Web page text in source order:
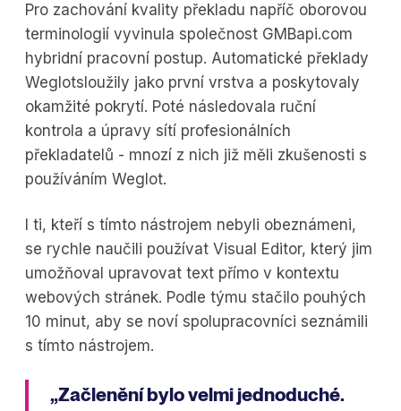
Pro zachování kvality překladu napříč oborovou
terminologií vyvinula společnost GMBapi.com
hybridní pracovní postup. Automatické překlady
Weglotsloužily jako první vrstva a poskytovaly
okamžité pokrytí. Poté následovala ruční
kontrola a úpravy sítí profesionálních
překladatelů - mnozí z nich již měli zkušenosti s
používáním Weglot.
I ti, kteří s tímto nástrojem nebyli obeznámeni,
se rychle naučili používat Visual Editor, který jim
umožňoval upravovat text přímo v kontextu
webových stránek. Podle týmu stačilo pouhých
10 minut, aby se noví spolupracovníci seznámili
s tímto nástrojem.
„Začlenění bylo velmi jednoduché.